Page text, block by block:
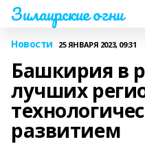
Зилаирские огни
Новости 25 ЯНВАРЯ 2023, 09:31
Башкирия в
лучших
развитием